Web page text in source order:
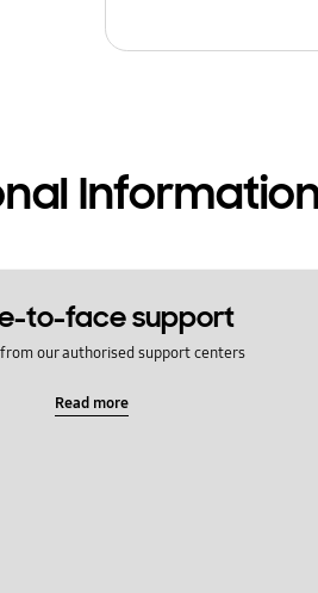
to-face support
our authorised support centers
Read more